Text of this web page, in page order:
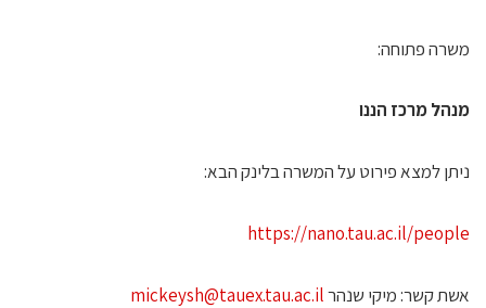
פתוחה:
מרכז הננו
למצא פירוט על המשרה בלינק הבא:
https://nano.tau.ac.il/
קשר: מיקי שנהרmickeysh@tauex.tau.ac.il